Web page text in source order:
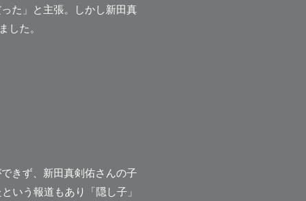
た」と主張。しかし新田真
した。
きず、新田真剣佑さんの子
いう報道もあり「隠し子」